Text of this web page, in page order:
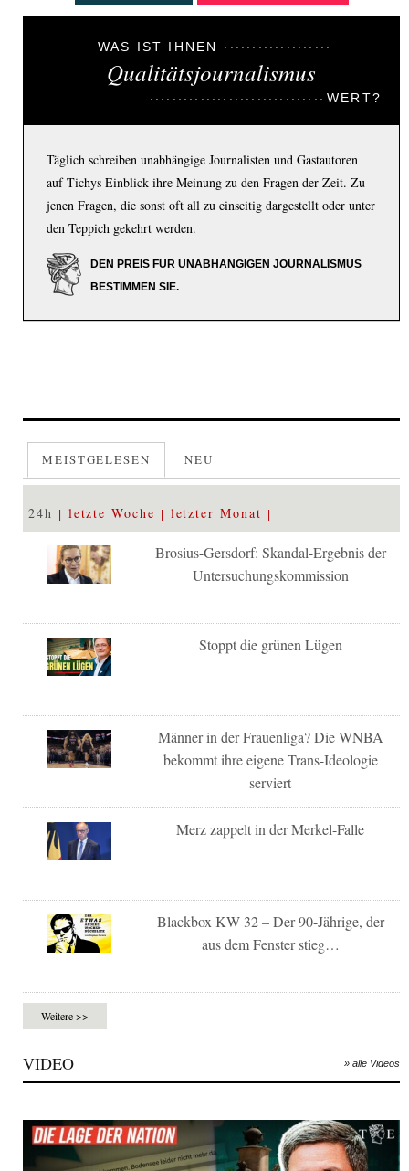
WAS IST IHNEN
Qualitätsjournalismus
WERT?
Täglich schreiben unabhängige Journalisten und Gastautoren
auf Tichys Einblick ihre Meinung zu den Fragen der Zeit. Zu
jenen Fragen, die sonst oft all zu einseitig dargestellt oder unter
den Teppich gekehrt werden.
DEN PREIS FÜR UNABHÄNGIGEN JOURNALISMUS
BESTIMMEN SIE.
MEISTGELESEN NEU
24h letzte Woche letzter Monat
Brosius-Gersdorf: Skandal-Ergebnis der
Untersuchungskommission
Stoppt die grünen Lügen
Männer in der Frauenliga? Die WNBA
bekommt ihre eigene Trans-Ideologie
serviert
Merz zappelt in der Merkel-Falle
Blackbox KW 32 – Der 90-Jährige, der
aus dem Fenster stieg…
Weitere >>
VIDEO » alle Videos